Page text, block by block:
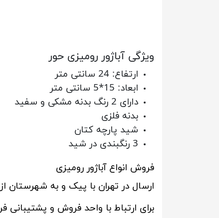
ویژگی آباژور رومیزی حور
ارتفاع: 24 سانتی متر
ابعاد: 15*5 سانتی متر
دارای 2 رنگ بدنه مشکی و سفید
بدنه فلزی
شید پارچه کتان
3 رنگبندی در شید
فروش انواع آباژور رومیزی
ارسال در تهران با پیک و به
برای ارتباط با واحد فروش و